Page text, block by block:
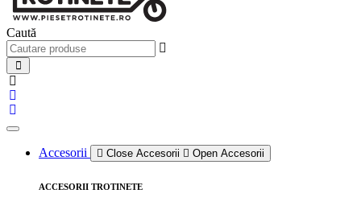
Caută
Accesorii Close Accesorii Open Accesorii
ACCESORII TROTINETE